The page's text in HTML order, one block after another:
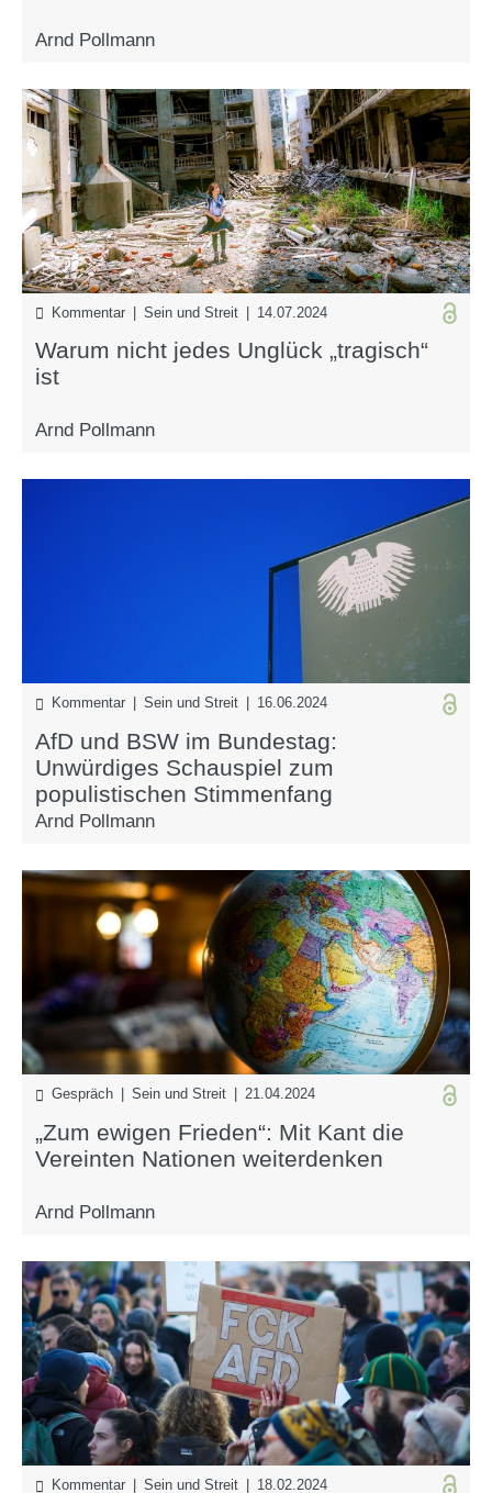
Arnd Pollmann
Kommentar | Sein und Streit | 14.07.2024
Warum nicht jedes Unglück „tragisch“
ist
Arnd Pollmann
Kommentar | Sein und Streit | 16.06.2024
AfD und BSW im Bundestag:
Unwürdiges Schauspiel zum
populistischen Stimmenfang
Arnd Pollmann
Gespräch | Sein und Streit | 21.04.2024
„Zum ewigen Frieden“: Mit Kant die
Vereinten Nationen weiterdenken
Arnd Pollmann
Kommentar | Sein und Streit | 18.02.2024